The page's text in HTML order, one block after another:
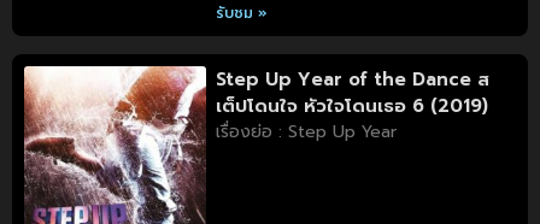
รับชม »
Step Up Year of the Dance ส
เต็ปโดนใจ หัวใจโดนเธอ 6 (2019)
เรื่องย่อ : Step Up Year